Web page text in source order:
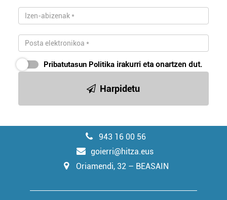
Pribatutasun Politika irakurri eta onartzen dut.
Harpidetu
943 16 00 56
goierri@hitza.eus
Oriamendi, 32 – BEASAIN